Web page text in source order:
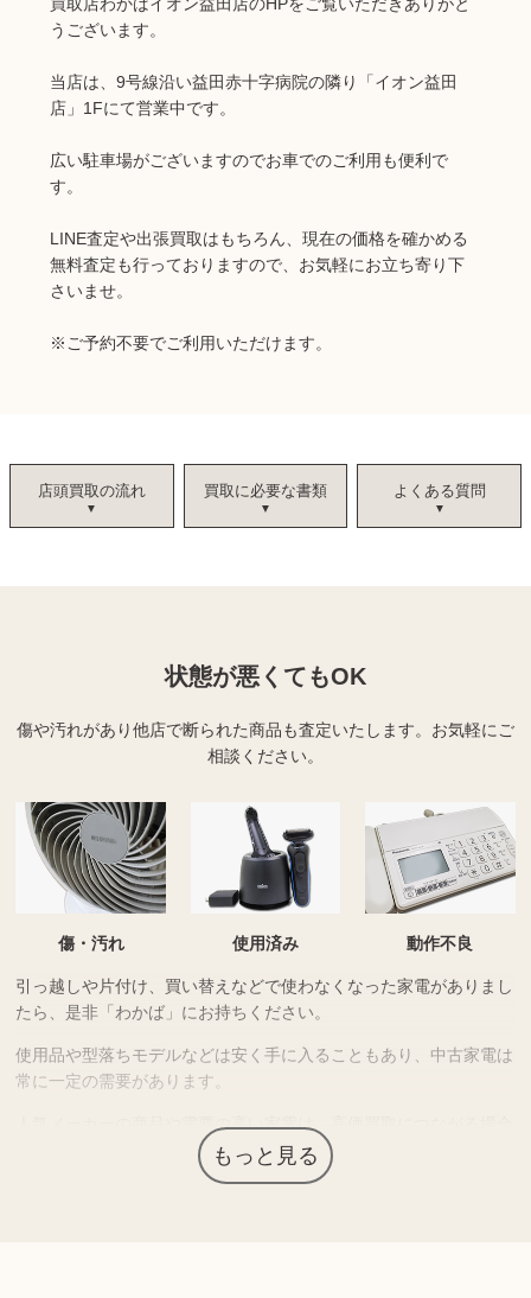
うございます。
当店は、9号線沿い益田赤十字病院の隣り「イオン益田
店」1Fにて営業中です。
広い駐車場がございますのでお車でのご利用も便利で
す。
LINE査定や出張買取はもちろん、現在の価格を確かめる
無料査定も行っておりますので、お気軽にお立ち寄り下
さいませ。
※ ご予約不要でご利用いただけます。
店頭買取の流れ 買取に必要な書類 よくある質問
状態が悪くてもOK
傷や汚れがあり他店で断られた商品も査定いたします。 お気軽にご
相談ください。
傷・汚れ 使用済み 動作不良
引っ越しや片付け、買い替えなどで使わなくなった家電がありまし
たら、是非「わかば」にお持ちください。
使用品や型落ちモデルなどは安く手に入ることもあり、中古家電は
常に一定の需要があります。
人気メーカーの商品や需要の高い家電は、高価買取につながる場合
もっと見る